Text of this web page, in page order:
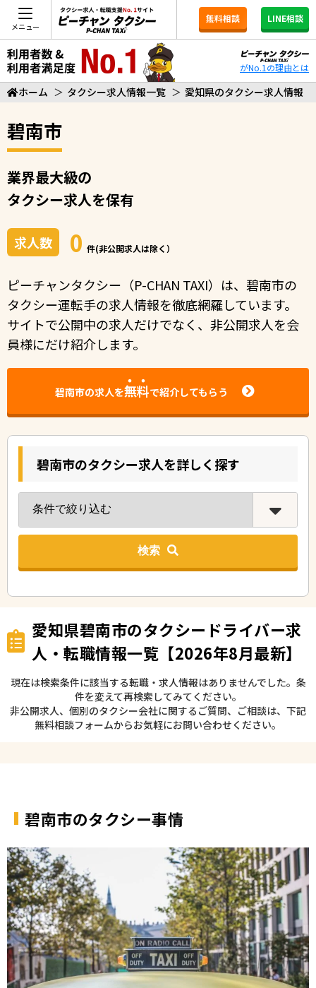
メニュー
無料相談 LINE相談
がNo.1の理由とは
ホーム ＞ タクシー求人情報一覧 ＞ 愛知県のタクシー求人情報
碧南市
業界最大級の
タクシー求人を保有
求人数 0 件(非公開求人は除く）
ピーチャンタクシー（P-CHAN TAXI）は、碧南市の
タクシー運転手の求人情報を徹底網羅しています。
サイトで公開中の求人だけでなく、非公開求人を会
員様にだけ紹介します。
碧南市の求人を無料で紹介してもらう
碧南市のタクシー求人を詳しく探す
検索
愛知県碧南市のタクシードライバー求
人・転職情報一覧【2026年8月最新】
現在は検索条件に該当する転職・求人情報はありませんでした。条
件を変えて再検索してみてください。
非公開求人、個別のタクシー会社に関するご質問、ご相談は、下記
無料相談フォームからお気軽にお問い合わせください。
碧南市のタクシー事情